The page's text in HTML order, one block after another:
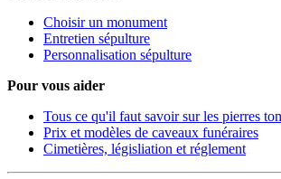
Choisir un monument
Entretien sépulture
Personnalisation sépulture
Pour vous aider
Tous ce qu'il faut savoir sur les pierres
Prix et modèles de caveaux funéraires
Cimetières, législiation et réglement